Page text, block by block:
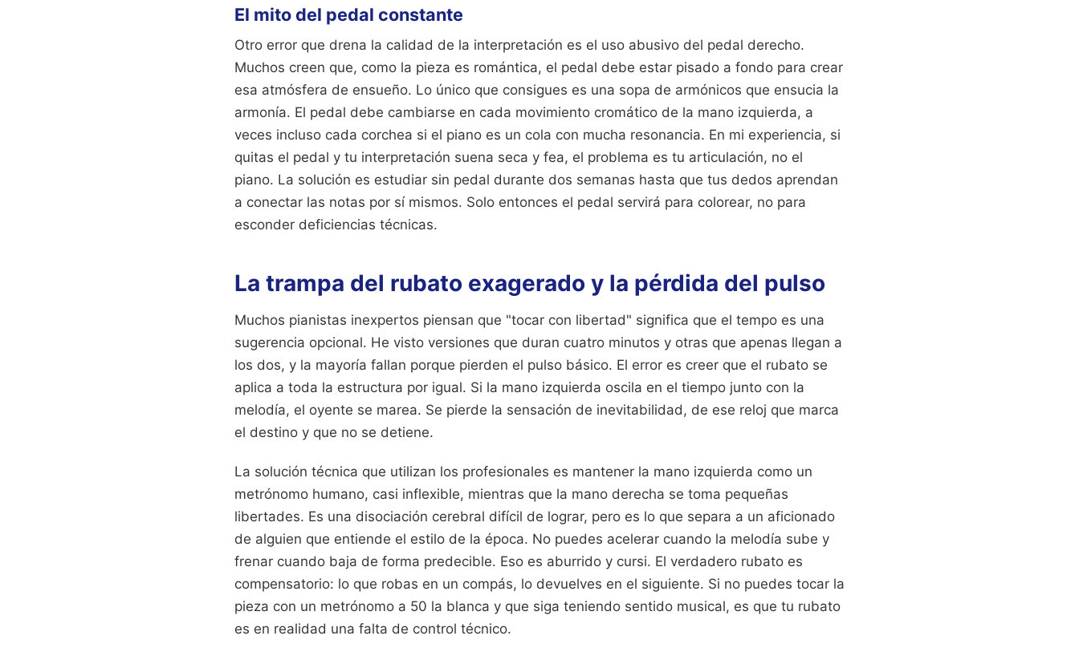
El mito del pedal constante
Otro error que drena la calidad de la interpretación es el uso abusivo del pedal derecho.
Muchos creen que, como la pieza es romántica, el pedal debe estar pisado a fondo para crear
esa atmósfera de ensueño. Lo único que consigues es una sopa de armónicos que ensucia la
armonía. El pedal debe cambiarse en cada movimiento cromático de la mano izquierda, a
veces incluso cada corchea si el piano es un cola con mucha resonancia. En mi experiencia, si
quitas el pedal y tu interpretación suena seca y fea, el problema es tu articulación, no el
piano. La solución es estudiar sin pedal durante dos semanas hasta que tus dedos aprendan
a conectar las notas por sí mismos. Solo entonces el pedal servirá para colorear, no para
esconder deficiencias técnicas.
La trampa del rubato exagerado y la pérdida del pulso
Muchos pianistas inexpertos piensan que "tocar con libertad" significa que el tempo es una
sugerencia opcional. He visto versiones que duran cuatro minutos y otras que apenas llegan a
los dos, y la mayoría fallan porque pierden el pulso básico. El error es creer que el rubato se
aplica a toda la estructura por igual. Si la mano izquierda oscila en el tiempo junto con la
melodía, el oyente se marea. Se pierde la sensación de inevitabilidad, de ese reloj que marca
el destino y que no se detiene.
La solución técnica que utilizan los profesionales es mantener la mano izquierda como un
metrónomo humano, casi inflexible, mientras que la mano derecha se toma pequeñas
libertades. Es una disociación cerebral difícil de lograr, pero es lo que separa a un aficionado
de alguien que entiende el estilo de la época. No puedes acelerar cuando la melodía sube y
frenar cuando baja de forma predecible. Eso es aburrido y cursi. El verdadero rubato es
compensatorio: lo que robas en un compás, lo devuelves en el siguiente. Si no puedes tocar la
pieza con un metrónomo a 50 la blanca y que siga teniendo sentido musical, es que tu rubato
es en realidad una falta de control técnico.